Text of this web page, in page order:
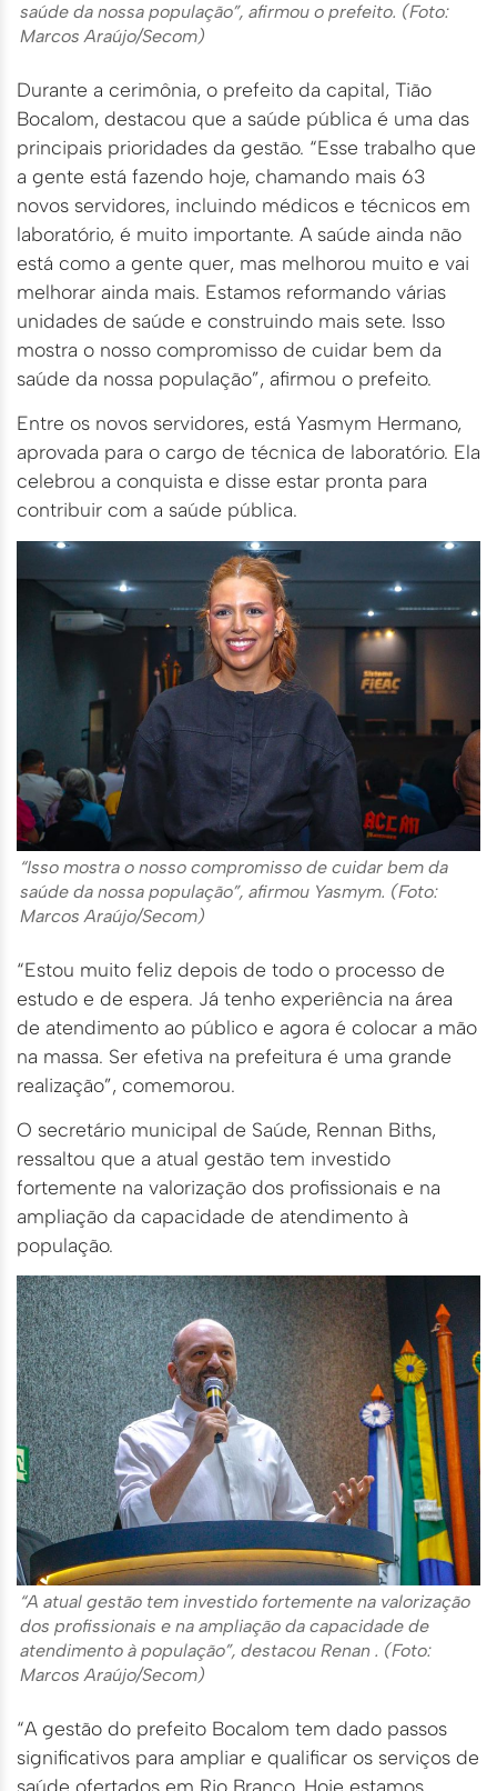
saúde da nossa população”, afirmou o prefeito. (Foto:
Marcos Araújo/Secom)
Durante a cerimônia, o prefeito da capital, Tião
Bocalom, destacou que a saúde pública é uma das
principais prioridades da gestão. “Esse trabalho que
a gente está fazendo hoje, chamando mais 63
novos servidores, incluindo médicos e técnicos em
laboratório, é muito importante. A saúde ainda não
está como a gente quer, mas melhorou muito e vai
melhorar ainda mais. Estamos reformando várias
unidades de saúde e construindo mais sete. Isso
mostra o nosso compromisso de cuidar bem da
saúde da nossa população”, afirmou o prefeito.
Entre os novos servidores, está Yasmym Hermano,
aprovada para o cargo de técnica de laboratório. Ela
celebrou a conquista e disse estar pronta para
contribuir com a saúde pública.
“Isso mostra o nosso compromisso de cuidar bem da
saúde da nossa população”, afirmou Yasmym. (Foto:
Marcos Araújo/Secom)
“Estou muito feliz depois de todo o processo de
estudo e de espera. Já tenho experiência na área
de atendimento ao público e agora é colocar a mão
na massa. Ser efetiva na prefeitura é uma grande
realização”, comemorou.
O secretário municipal de Saúde, Rennan Biths,
ressaltou que a atual gestão tem investido
fortemente na valorização dos profissionais e na
ampliação da capacidade de atendimento à
população.
“A atual gestão tem investido fortemente na valorização
dos profissionais e na ampliação da capacidade de
atendimento à população”, destacou Renan . (Foto:
Marcos Araújo/Secom)
“A gestão do prefeito Bocalom tem dado passos
significativos para ampliar e qualificar os serviços de
saúde ofertados em Rio Branco. Hoje estamos